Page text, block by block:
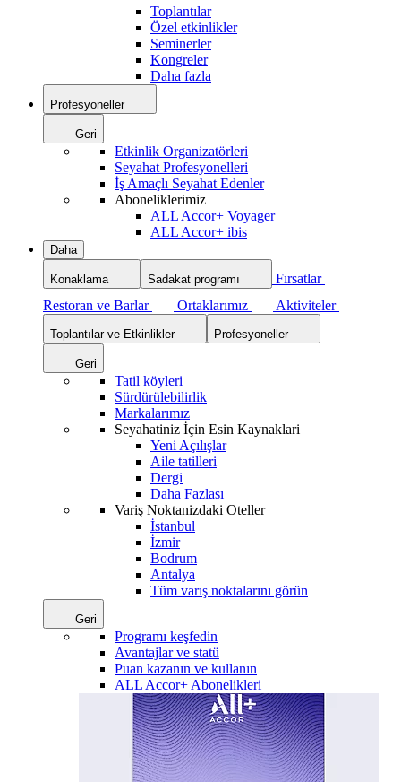
Toplantılar
Özel etkinlikler
Seminerler
Kongreler
Daha fazla
Profesyoneller
Geri
Etkinlik Organizatörleri
Seyahat Profesyonelleri
İş Amaçlı Seyahat Edenler
Aboneliklerimiz
ALL Accor+ Voyager
ALL Accor+ ibis
Daha
Konaklama Sadakat programı
Fırsatlar
Restoran ve Barlar
Ortaklarımız Aktiviteler
Toplantılar ve Etkinlikler Profesyoneller
Geri
Tatil köyleri
Sürdürülebilirlik
Markalarımız
Seyahatiniz İçin Esin Kaynaklari
Yeni Açılışlar
Aile tatilleri
Dergi
Daha Fazlası
Variş Noktanizdaki Oteller
İstanbul
İzmir
Bodrum
Antalya
Tüm varış noktalarını görün
Geri
Programı keşfedin
Avantajlar ve statü
Puan kazanın ve kullanın
ALL Accor+ Abonelikleri